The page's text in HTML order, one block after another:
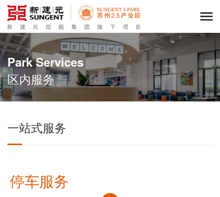
Park Services
区内服务
一站式服务
停车服务